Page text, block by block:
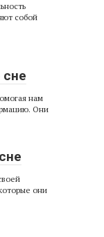
собой
сне
нам
Они
они